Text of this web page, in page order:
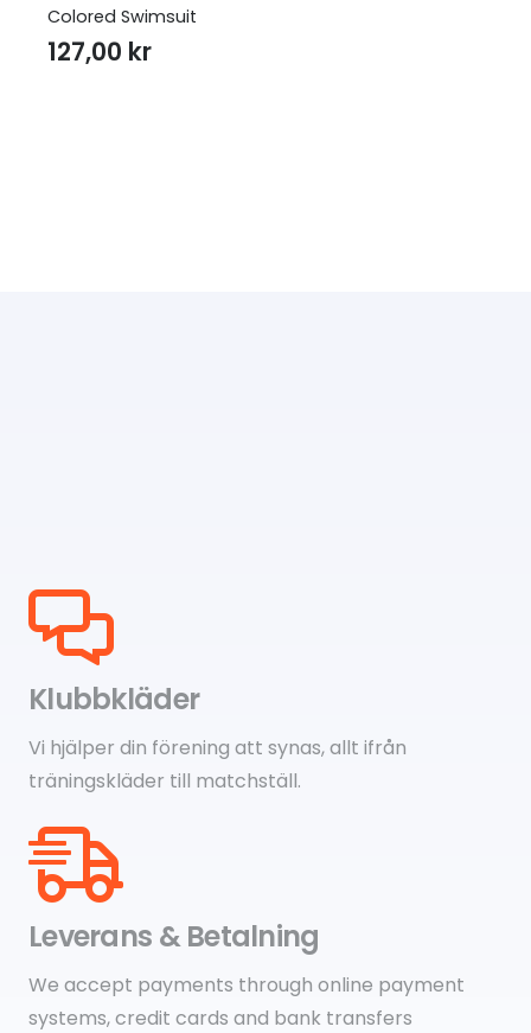
Colored Swimsuit
127,00 kr
Klubbkläder
Vi hjälper din förening att synas, allt ifrån
träningskläder till matchställ.
Leverans & Betalning
We accept payments through online payment
systems, credit cards and bank transfers